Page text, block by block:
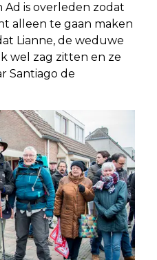
is overleden zodat
alleen te gaan maken
Lianne, de weduwe
wel zag zitten en ze
Santiago de